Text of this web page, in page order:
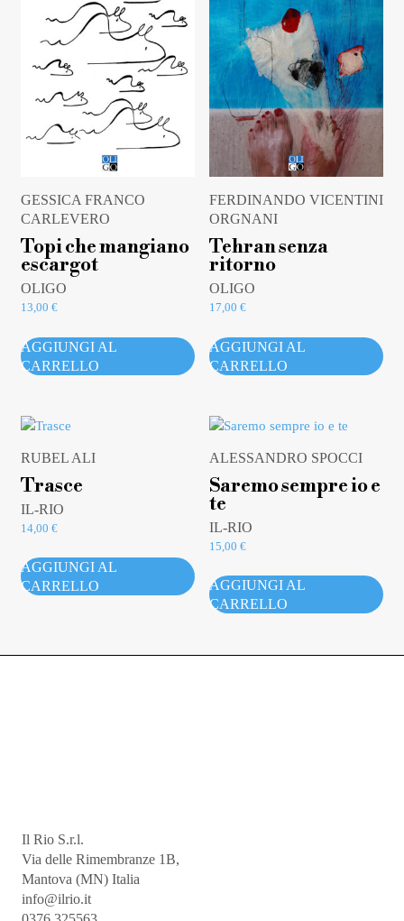
GESSICA FRANCO
CARLEVERO
Topi che mangiano
escargot
OLIGO
13,00 €
AGGIUNGI AL
CARRELLO
FERDINANDO VICENTINI
ORGNANI
Tehran senza
ritorno
OLIGO
17,00€
AGGIUNGI AL
CARRELLO
RUBEL ALI
Trasce
IL-RIO
14,00 €
AGGIUNGI AL
CARRELLO
ALESSANDRO SPOCCI
Saremo sempre io e
te
IL-RIO
15,00€
AGGIUNGI AL
CARRELLO
Il Rio S.r.l.
Via delle Rimembranze 1B,
Mantova (MN) Italia
info@ilrio.it